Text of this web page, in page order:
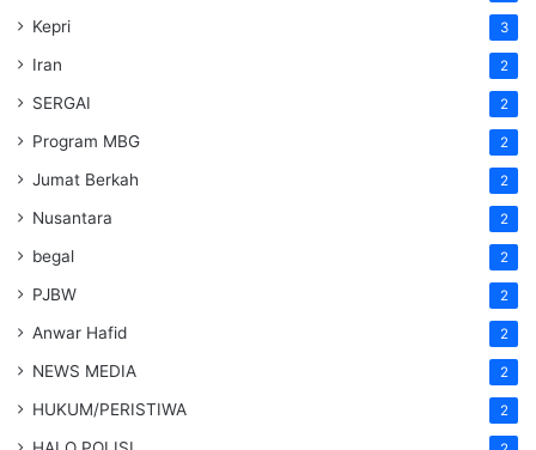
Kepri 3
Iran 2
SERGAI 2
Program MBG 2
Jumat Berkah 2
Nusantara 2
begal 2
PJBW 2
Anwar Hafid 2
NEWS MEDIA 2
HUKUM/PERISTIWA 2